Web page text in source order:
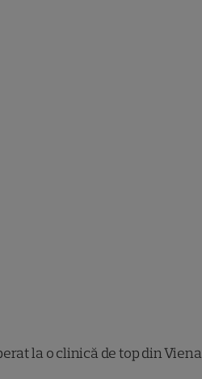
la o clinică de top din Viena